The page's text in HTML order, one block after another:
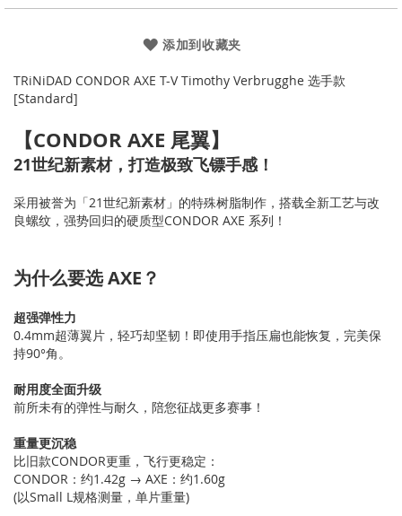
添加到收藏夹
TRiNiDAD CONDOR AXE T-V Timothy Verbrugghe 选手款
[Standard]
【CONDOR AXE 尾翼】
21世纪新素材，打造极致飞镖手感！
采用被誉为「21世纪新素材」的特殊树脂制作，搭载全新工艺与改
良螺纹，强势回归的硬质型CONDOR AXE 系列！
为什么要选 AXE？
超强弹性力
0.4mm超薄翼片，轻巧却坚韧！即使用手指压扁也能恢复，完美保
持90°角。
耐用度全面升级
前所未有的弹性与耐久，陪您征战更多赛事！
重量更沉稳
比旧款CONDOR更重，飞行更稳定：
CONDOR：约1.42g → AXE：约1.60g
(以Small L规格测量，单片重量)